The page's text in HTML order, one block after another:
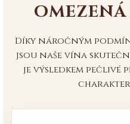
Díky náročným
jsou naše vína
je výsledkem